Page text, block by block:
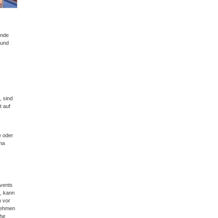
sind
auf
oder
kann
vor